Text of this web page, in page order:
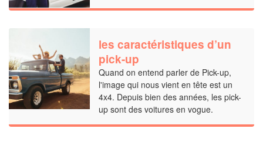
les caractéristiques d’un
pick-up
Quand on entend parler de Pick-up,
l'image qui nous vient en tête est un
4x4. Depuis bien des années, les pick-
up sont des voitures en vogue.